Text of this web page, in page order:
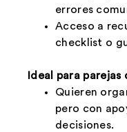
errores
Acceso a
checklist o
Ideal para parejas
Quieren
pero con
decisiones.